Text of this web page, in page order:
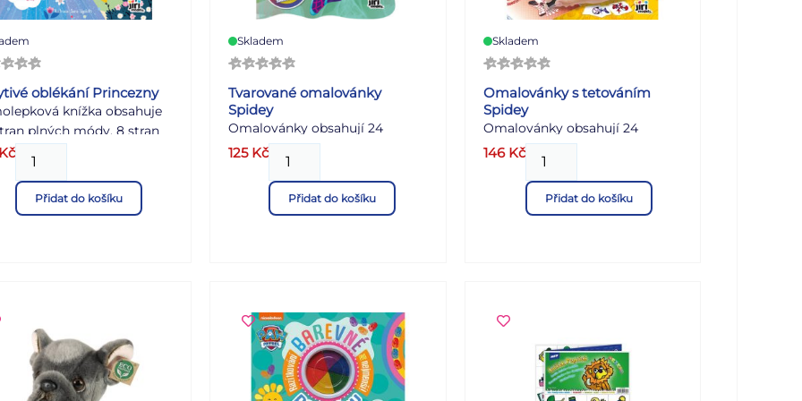
oblékání Princezny
knížka obsahuje
plných módy, 8 stran
samolepek a 2
třpytivýchsamolepek s
Kč
Přidat do košíku
Skladem
Tvarované omalovánky
Spidey
Omalovánky obsahují 24
originálně tvarovaných stran s
barevnou předlohou a 50
samolepek k ozdobení.
125 Kč
Přidat do košíku
Skladem
Omalovánky s tetováním
Spidey
Omalovánky obsahují 24
barevných stran s obrázky k
vybarvení a 2 listy originálních
tetovaček různých velikostí a
146 Kč
Přidat do košíku